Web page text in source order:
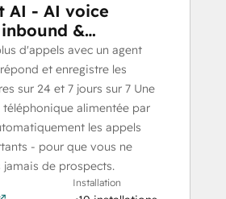
AI - AI voice
&
calls
d'appels avec un agent
et enregistre les
sur 24 et 7 jours sur 7 Une
alimentée par
les appels
- pour que vous ne
jamais de prospects.
Installation